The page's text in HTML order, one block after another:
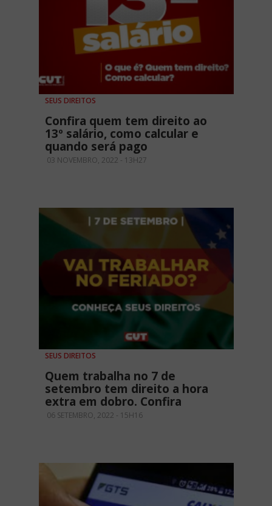
SEUS DIREITOS
Confira quem tem direito ao
13º salário, como calcular e
quando será pago
03 NOVEMBRO, 2022 - 13H27
SEUS DIREITOS
Quem trabalha no 7 de
setembro tem direito a hora
extra em dobro. Confira
06 SETEMBRO, 2022 - 15H16